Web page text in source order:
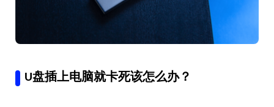
U盘插上电脑就卡死该怎么办？